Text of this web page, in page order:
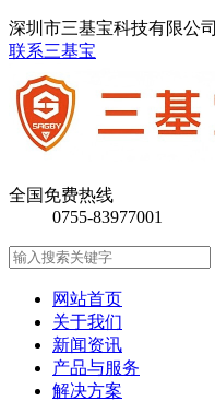
深圳市三基宝科技有限公司
联系三基宝
全国免费热线
0755-83977001
网站首页
关于我们
新闻资讯
产品与服务
解决方案